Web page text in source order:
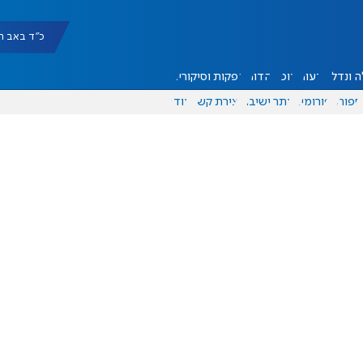
כ"ד באב תשפ"ו
ונדל"ן דעות אוכל יהדות הפקות וסיקורים
ספורט פורומים אתר ישיבה יצירת קשר עוד